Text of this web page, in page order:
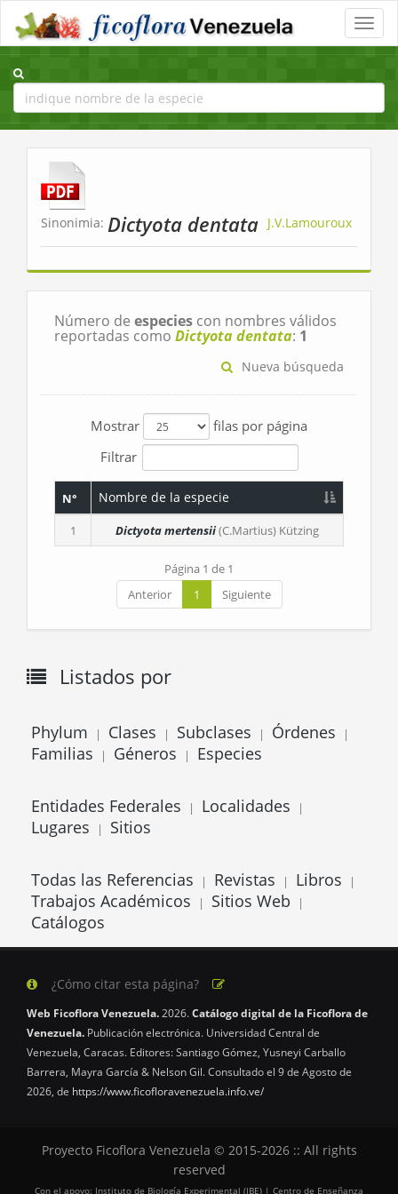
Toggle
Sinonimia: Dictyota dentata J.V.Lamouroux
Número de especies con nombres válidos
reportadas como Dictyota dentata: 1
Nueva búsqueda
Mostrar
filas por página
Filtrar
N° Nombre de la especie
1 Dictyota mertensii(C.Martius) Kützing
Página 1 de 1
Anterior
1 Siguiente
Listados por
Phylum | Clases | Subclases | Órdenes |
Familias | Géneros | Especies
Entidades Federales | Localidades |
Lugares | Sitios
Todas las Referencias | Revistas | Libros |
Trabajos Académicos | Sitios Web |
Catálogos
¿Cómo citar esta página?
Web Ficoflora Venezuela.2026.Catálogo digital de la Ficoflora de
Venezuela. Publicación electrónica. Universidad Central de
Venezuela, Caracas. Editores: Santiago Gómez, Yusneyi Carballo
Barrera, Mayra García & Nelson Gil. Consultado el 9 de Agosto de
2026, de https://www.ficofloravenezuela.info.ve/
Proyecto Ficoflora Venezuela © 2015-2026 :: All rights
reserved
Con el apoyo: Instituto de Biología Experimental (IBE) | Centro de Enseñanza